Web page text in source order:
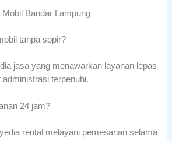
Bandar Lampung
tanpa sopir?
jasa yang menawarkan layanan lepas
terpenuhi.
24 jam?
rental melayani pemesanan selama